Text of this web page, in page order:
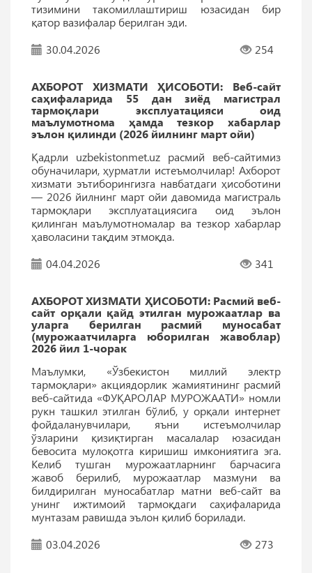
тизимини такомиллаштириш юзасидан бир
қатор вазифалар берилган эди.
30.04.2026
254
АХБОРОТ ХИЗМАТИ ҲИСОБОТИ: Веб-сайт
саҳифаларида 55 дан зиёд магистрал
тармоқлари эксплуатацияси оид
маълумотнома ҳамда тезкор хабарлар
эълон қилинди (2026 йилнинг март ойи)
Қадрли uzbekistonmet.uz расмий веб-сайтимиз
обуначилари, ҳурматли истеъмолчилар! Ахборот
хизмати эътиборингизга навбатдаги ҳисоботини
— 2026 йилнинг март ойи давомида магистраль
тармоқлари эксплуатациясига оид эълон
қилинган маълумотномалар ва тезкор хабарлар
ҳаволасини тақдим этмоқда.
04.04.2026
341
АХБОРОТ ХИЗМАТИ ҲИСОБОТИ: Расмий веб-
сайт орқали қайд этилган мурожаатлар ва
уларга берилган расмий муносабат
(мурожаатчиларга юборилган жавоблар)
2026 йил 1-чорак
Маълумки, «Ўзбекистон миллий электр
тармоқлари» акциядорлик жамиятининг расмий
веб-сайтида «ФУҚАРОЛАР МУРОЖААТИ» номли
рукн ташкил этилган бўлиб, у орқали интернет
фойдаланувчилари, яъни истеъмолчилар
ўзларини қизиқтирган масалалар юзасидан
бевосита мулоқотга киришиш имкониятига эга.
Келиб тушган мурожаатларнинг барчасига
жавоб берилиб, мурожаатлар мазмуни ва
билдирилган муносабатлар матни веб-сайт ва
унинг ижтимоий тармоқдаги саҳифаларида
мунтазам равишда эълон қилиб борилади.
03.04.2026
273